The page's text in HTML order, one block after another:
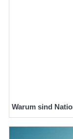
Warum sind